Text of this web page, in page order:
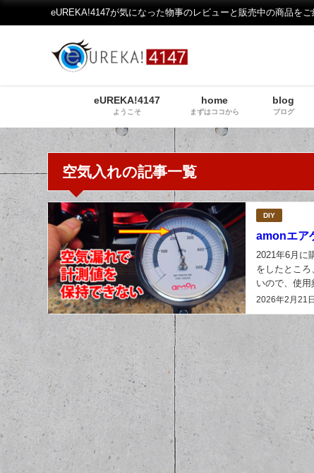
eUREKA!4147が気になった物事のレビューと販売中の商品をご
eUREKA!4147
ようこそ
home
まずはココから
blog
ブログ
空気入れの記事一覧
DIY
amonエア
2026年2月21日
2021年6月に
をしたとこ
いので、使
ームページを